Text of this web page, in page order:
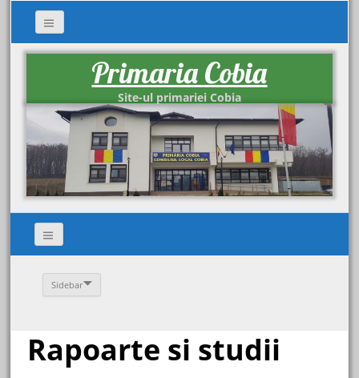
Primaria Cobia
Site-ul primariei Cobia
Sidebar
Rapoarte si studii